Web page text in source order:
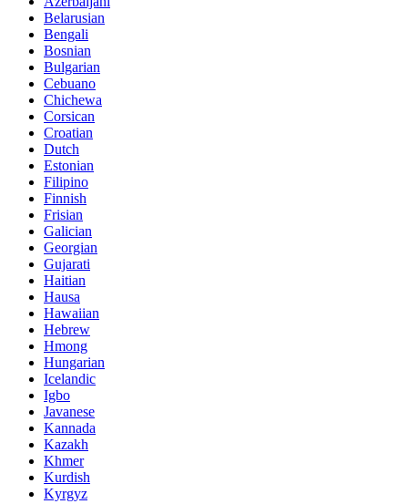
Belarusian
Bengali
Bosnian
Bulgarian
Cebuano
Chichewa
Corsican
Croatian
Dutch
Estonian
Filipino
Finnish
Frisian
Galician
Georgian
Gujarati
Haitian
Hausa
Hawaiian
Hebrew
Hmong
Hungarian
Icelandic
Igbo
Javanese
Kannada
Kazakh
Khmer
Kurdish
Kyrgyz